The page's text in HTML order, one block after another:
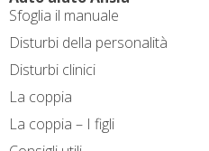
Sfoglia il manuale
Disturbi della personalità
Disturbi clinici
La coppia
La coppia – I figli